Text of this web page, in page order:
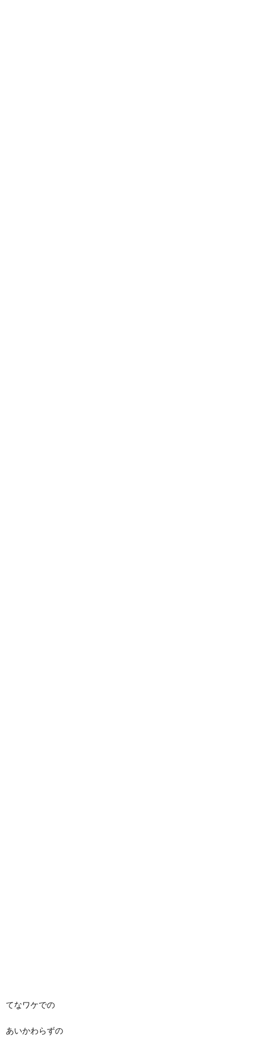
てなワケでの
あいかわらずの